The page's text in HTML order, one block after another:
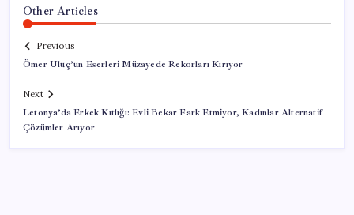
Other Articles
Previous
Ömer Uluç’un Eserleri Müzayede Rekorları Kırıyor
Next
Letonya’da Erkek Kıtlığı: Evli Bekar Fark Etmiyor, Kadınlar Alternatif
Çözümler Arıyor